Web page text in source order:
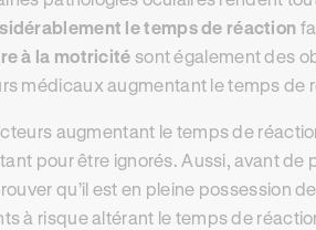
le temps de réaction
à la motricité sont également des
médicaux augmentant le temps de
augmentant le temps de
pour être ignorés. Aussi, avant
qu’il est en pleine possession
à risque altérant le temps de